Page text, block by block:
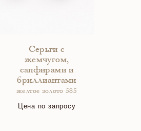
Серьги с
жемчугом,
сапфирами и
бриллиантами
желтое золото 585
Цена по запросу